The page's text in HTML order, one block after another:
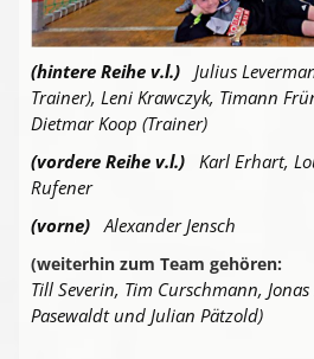
(hintere Reihe v.l.) Julius
Trainer), Leni Krawczyk, Timann
Dietmar Koop (Trainer)
(vordere Reihe v.l.) Karl Erhart,
Rufener
(vorne) Alexander Jensch
(weiterhin zum Team gehören:
Till Severin, Tim Curschmann,
Pasewaldt und Julian Pätzold)